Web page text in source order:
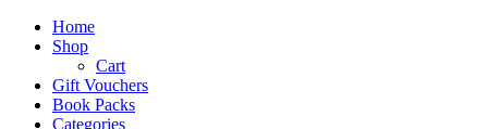
Home
Shop
Cart
Gift Vouchers
Book Packs
Categories